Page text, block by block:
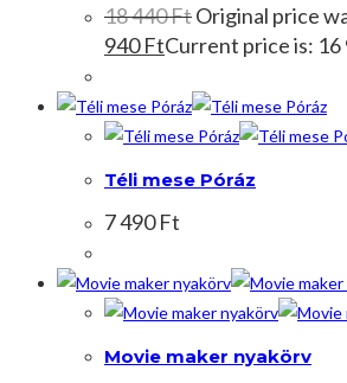
18 440FtOriginal price
940FtCurrent price is: 16
Téli mese Póráz
7 490Ft
Movie maker nyakörv